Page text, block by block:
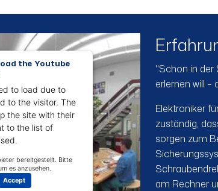
the Youtube
to load due to
to the visitor. The
the site with their
to the list of
Accept
"Schon in der
erlernen will
Elektroniker
zuständig,
sorgen zum
am Rechner